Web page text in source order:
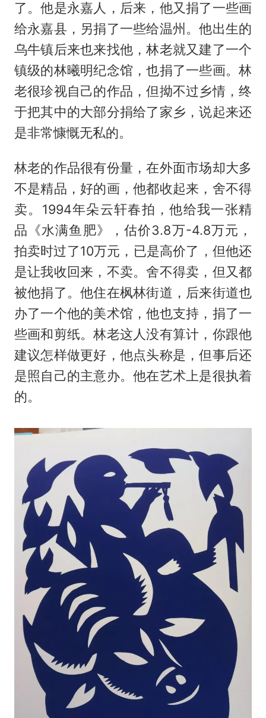
了。他是永嘉人，后来，他又捐了一些画
给永嘉县，另捐了一些给温州。他出生的
乌牛镇后来也来找他，林老就又建了一个
镇级的林曦明纪念馆，也捐了一些画。林
老很珍视自己的作品，但拗不过乡情，终
于把其中的大部分捐给了家乡，说起来还
是非常慷慨无私的。
林老的作品很有份量，在外面市场却大多
不是精品，好的画，他都收起来，舍不得
卖。1994年朵云轩春拍，他给我一张精
品《水满鱼肥》，估价3.8万-4.8万元，
拍卖时过了10万元，已是高价了，但他还
是让我收回来，不卖。舍不得卖，但又都
被他捐了。他住在枫林街道，后来街道也
办了一个他的美术馆，他也支持，捐了一
些画和剪纸。林老这人没有算计，你跟他
建议怎样做更好，他点头称是，但事后还
是照自己的主意办。他在艺术上是很执着
的。